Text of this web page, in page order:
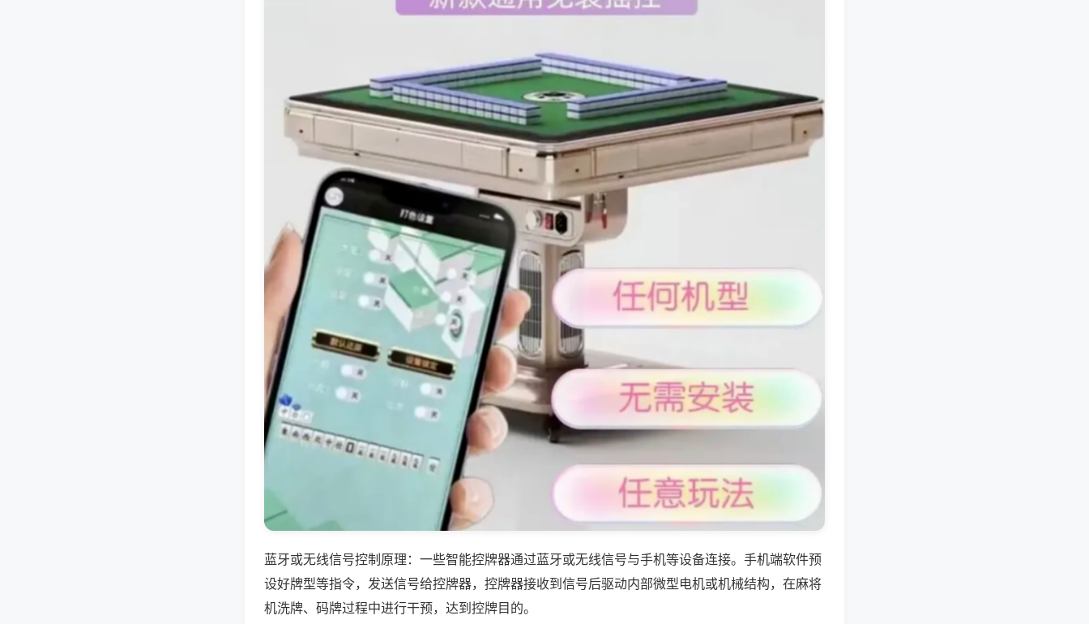
蓝牙或无线信号控制原理：一些智能控牌器通过蓝牙或无线信号与手机等设备连接。手机端软件预
设好牌型等指令，发送信号给控牌器，控牌器接收到信号后驱动内部微型电机或机械结构，在麻将
机洗牌、码牌过程中进行干预，达到控牌目的。